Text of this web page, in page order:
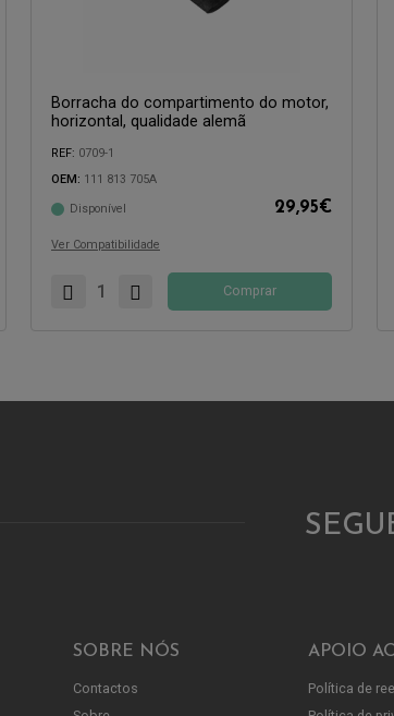
Borracha do compartimento do motor,
horizontal, qualidade alemã
REF: 0709-1
OEM: 111 813 705A
Disponível 29,95€
Ver Compatibilidade
Compatível com:
Comprar
SOBRE NÓS
Contactos
APOIO
Política de